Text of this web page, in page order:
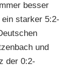
besser
ein starker 5:2-
und
der 0:2-